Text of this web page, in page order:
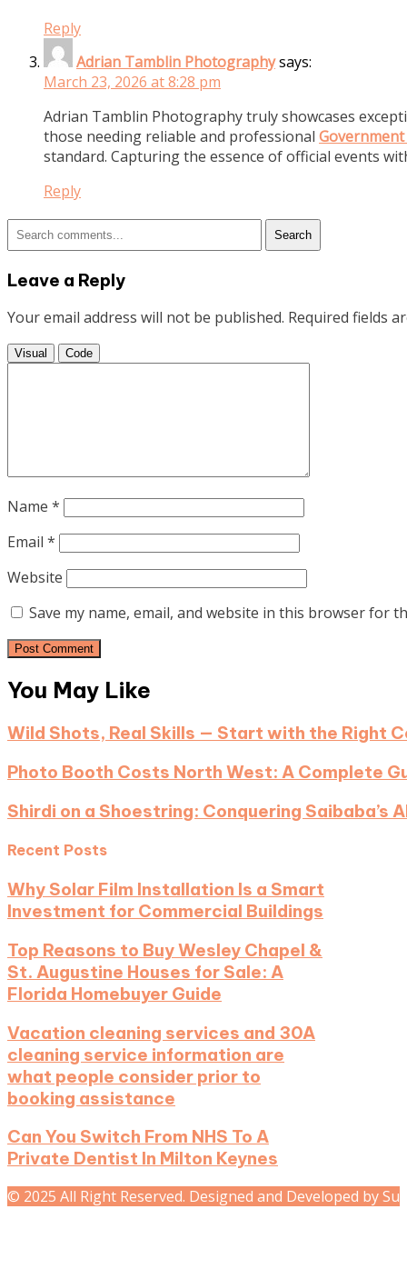
Reply
Adrian Tamblin Photographysays:
March 23, 2026 at 8:28 pm
Adrian Tamblin Photography truly showcases
those needing reliable and professional
standard. Capturing the essence of official events
Reply
Search
Leave a Reply
Your email address will not be published. Required fields
Visual Code
Name *
Email *
Website
Save my name, email, and website in this browser for
You May Like
Wild Shots, Real Skills — Start with the Right
Photo Booth Costs North West: A Complete
Shirdi on a Shoestring: Conquering Saibaba’s
Recent Posts
Why Solar Film Installation Is a Smart
Investment for Commercial Buildings
Top Reasons to Buy Wesley Chapel &
St. Augustine Houses for Sale: A
Florida Homebuyer Guide
Vacation cleaning services and 30A
cleaning service information are
what people consider prior to
booking assistance
Can You Switch From NHS To A
Private Dentist In Milton Keynes
© 2025 All Right Reserved. Designed and Developed by